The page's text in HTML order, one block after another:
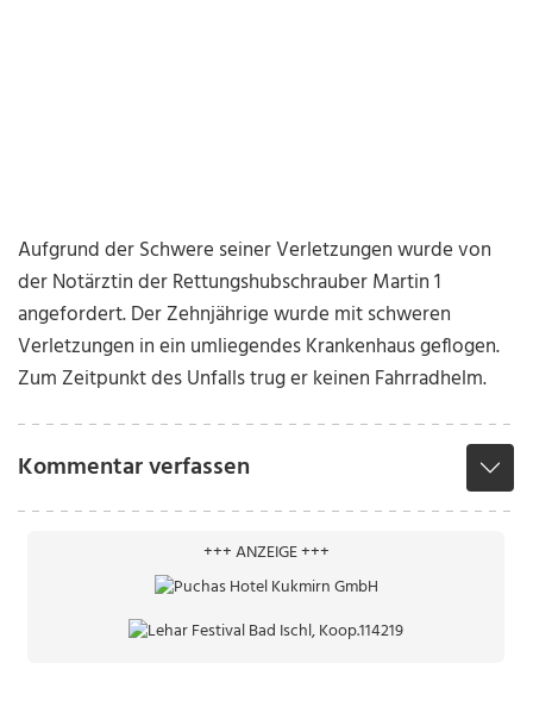
Aufgrund der Schwere seiner Verletzungen wurde von
der Notärztin der Rettungshubschrauber Martin 1
angefordert. Der Zehnjährige wurde mit schweren
Verletzungen in ein umliegendes Krankenhaus geflogen.
Zum Zeitpunkt des Unfalls trug er keinen Fahrradhelm.
Kommentar verfassen
+++ ANZEIGE +++